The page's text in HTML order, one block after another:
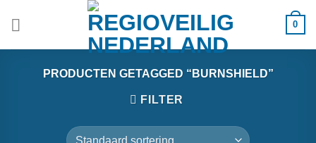
0
PRODUCTEN GETAGGED “BURNSHIELD”
FILTER